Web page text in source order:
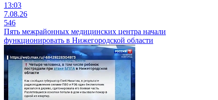
13:03
7.08.26
546
Пять межрайонных медицинских центра начали
функционировать в Нижегородской области